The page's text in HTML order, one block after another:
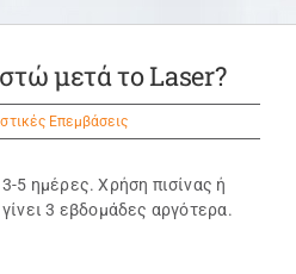
μετά το Laser?
Επεμβάσεις
5 ημέρες. Χρήση πισίνας ή
3 εβδομάδες αργότερα.